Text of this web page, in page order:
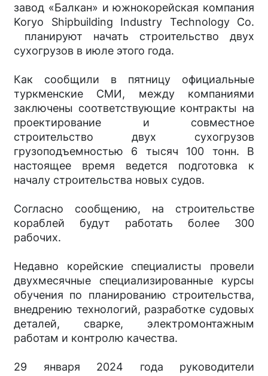
завод «Балкан» и южнокорейская компания
Koryo Shipbuilding Industry Technology Co.
планируют начать строительство двух
сухогрузов в июле этого года.
Как сообщили в пятницу официальные
туркменские СМИ, между компаниями
заключены соответствующие контракты на
проектирование и совместное
строительство двух сухогрузов
грузоподъемностью 6 тысяч 100 тонн. В
настоящее время ведется подготовка к
началу строительства новых судов.
Согласно сообщению, на строительстве
кораблей будут работать более 300
рабочих.
Недавно корейские специалисты провели
двухмесячные специализированные курсы
обучения по планированию строительства,
внедрению технологий, разработке судовых
деталей, сварке, электромонтажным
работам и контролю качества.
29 января 2024 года руководители